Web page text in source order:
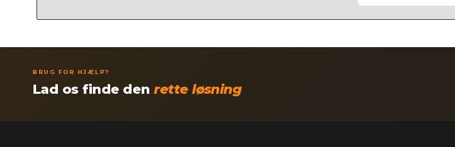
BRUG FOR HJÆLP?
Lad os finde denrette løsning